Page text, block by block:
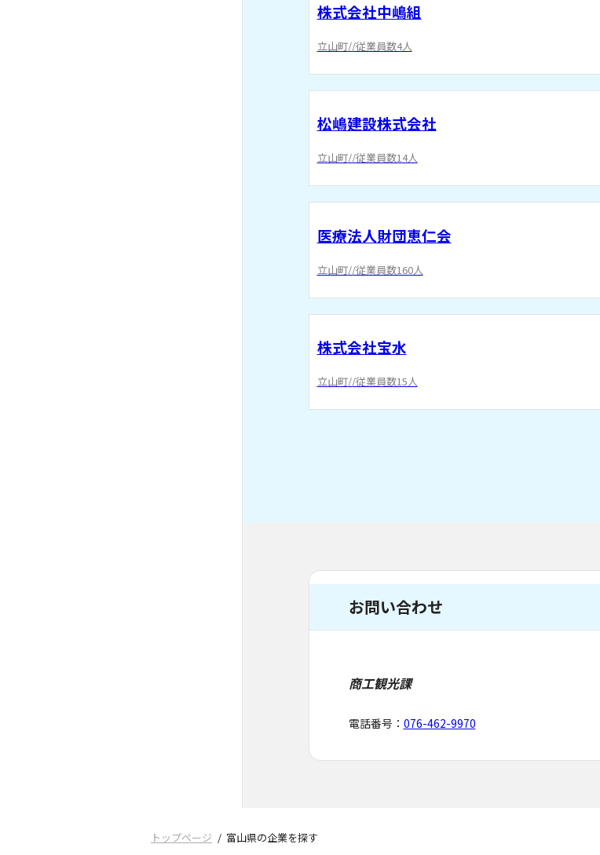
株式会社中嶋組
立山町//従業員数4人
松嶋建設株式会社
立山町//従業員数14人
医療法人財団恵仁会
立山町//従業員数160人
株式会社宝水
立山町//従業員数15人
お問い合わせ
商工観光課
電話番号： 076-462-9970
トップページ 富山県の企業を探す